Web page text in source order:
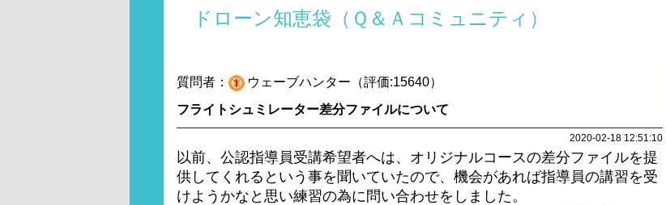
ドローン知恵袋（Ｑ＆Ａコミュニティ）
質問者：
ウェーブハンター（評価:15640）
フライトシュミレーター差分ファイルについて
2020-02-18 12:51:10
以前、公認指導員受講希望者へは、オリジナルコースの差分ファイルを提
供してくれるという事を聞いていたので、機会があれば指導員の講習を受
けようかなと思い練習の為に問い合わせをしました。